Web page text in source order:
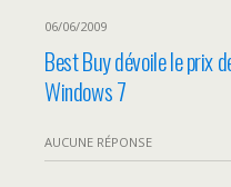
06/06/2009
Best Buy dévoile le prix
Windows 7
AUCUNE RÉPONSE